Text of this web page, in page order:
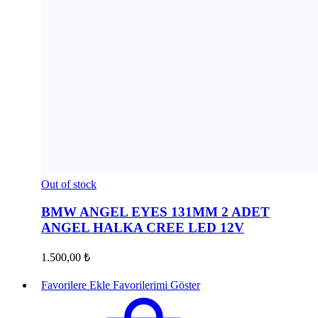
Out of stock
BMW ANGEL EYES 131MM 2 ADET
ANGEL HALKA CREE LED 12V
1.500,00 ₺
Favorilere Ekle Favorilerimi Göster